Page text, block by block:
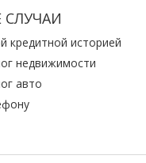
кредитной историей
недвижимости
авто